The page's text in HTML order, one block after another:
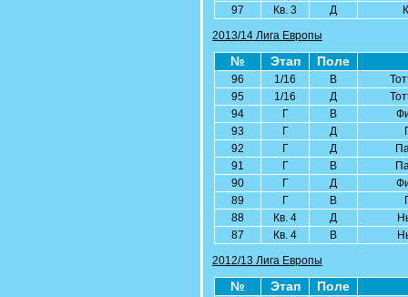
97
Кв. 3 Д
2013/14 Лига Европы
№ Этап Поле
96 1/16 В
95
1/16 Д
94
Г В
93
Г Д
92
Г Д
91
Г В
90
Г Д
89
Г В
88
Кв. 4 Д
87
Кв. 4 В
2012/13 Лига Европы
№ Этап Поле